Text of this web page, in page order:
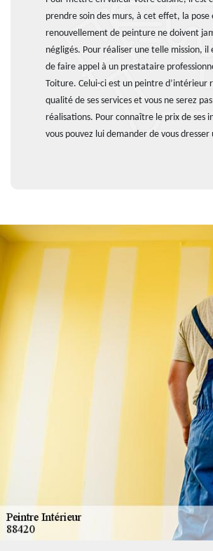
prendre soin des murs, à cet effet, la pose
renouvellement de peinture ne doivent
négligés. Pour réaliser une telle mission, il
de faire appel à un prestataire
Toiture. Celui-ci est un peintre d’intérieur
qualité de ses services et vous ne serez
réalisations. Pour connaître le prix de ses
vous pouvez lui demander de vous dresser